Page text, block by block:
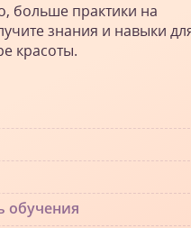
больше практики на
знания и навыки
красоты.
обучения